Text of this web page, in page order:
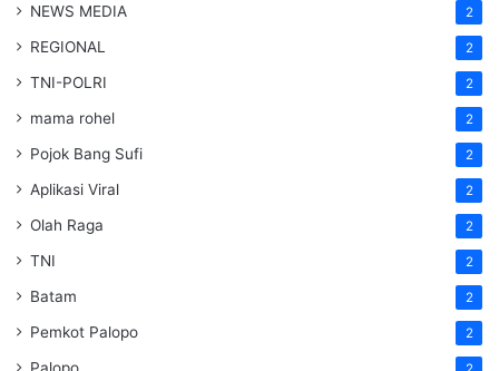
NEWS MEDIA 2
REGIONAL 2
TNI-POLRI 2
mama rohel 2
Pojok Bang Sufi 2
Aplikasi Viral 2
Olah Raga 2
TNI 2
Batam 2
Pemkot Palopo 2
Palopo